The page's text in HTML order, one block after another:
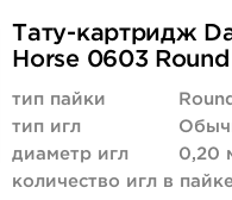
1 870 руб.
купить
Тату-картридж
Horse 0603
тип пайки
тип игл
диаметр игл
0,20
количество игл в